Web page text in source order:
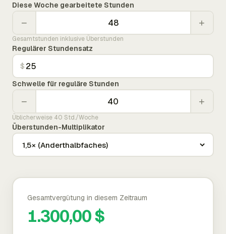
Diese Woche gearbeitete Stunden
− +
Gesamtstunden inklusive Überstunden
Regulärer Stundensatz
$
Schwelle für reguläre Stunden
− +
Üblicherweise 40 Std./Woche
Überstunden-Multiplikator
Gesamtvergütung in diesem Zeitraum
1.300,00 $